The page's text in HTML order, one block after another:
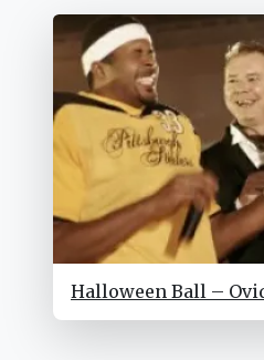
Halloween Ball –